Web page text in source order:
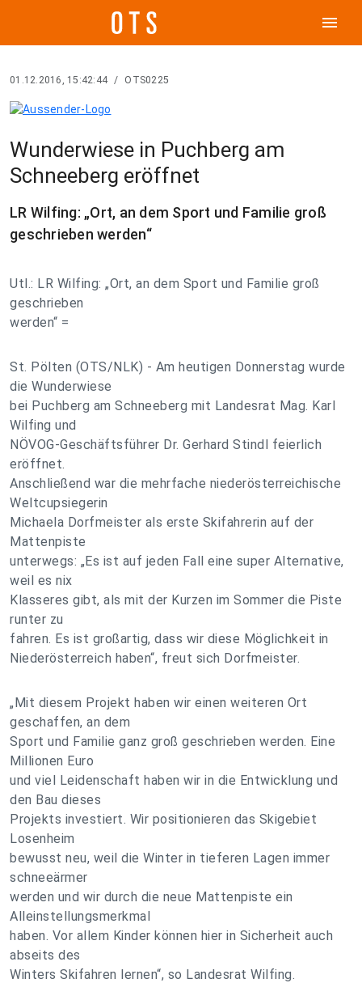
menu
01.12.2016, 15:42:44 / OTS0225
Wunderwiese in Puchberg am
Schneeberg eröffnet
LR Wilfing: „Ort, an dem Sport und Familie groß
geschrieben werden“
Utl.: LR Wilfing: „Ort, an dem Sport und Familie groß
geschrieben
werden“ =
St. Pölten (OTS/NLK) - Am heutigen Donnerstag wurde
die Wunderwiese
bei Puchberg am Schneeberg mit Landesrat Mag. Karl
Wilfing und
NÖVOG-Geschäftsführer Dr. Gerhard Stindl feierlich
eröffnet.
Anschließend war die mehrfache niederösterreichische
Weltcupsiegerin
Michaela Dorfmeister als erste Skifahrerin auf der
Mattenpiste
unterwegs: „Es ist auf jeden Fall eine super Alternative,
weil es nix
Klasseres gibt, als mit der Kurzen im Sommer die Piste
runter zu
fahren. Es ist großartig, dass wir diese Möglichkeit in
Niederösterreich haben“, freut sich Dorfmeister.
„Mit diesem Projekt haben wir einen weiteren Ort
geschaffen, an dem
Sport und Familie ganz groß geschrieben werden. Eine
Millionen Euro
und viel Leidenschaft haben wir in die Entwicklung und
den Bau dieses
Projekts investiert. Wir positionieren das Skigebiet
Losenheim
bewusst neu, weil die Winter in tieferen Lagen immer
schneeärmer
werden und wir durch die neue Mattenpiste ein
Alleinstellungsmerkmal
haben. Vor allem Kinder können hier in Sicherheit auch
abseits des
Winters Skifahren lernen“, so Landesrat Wilfing.